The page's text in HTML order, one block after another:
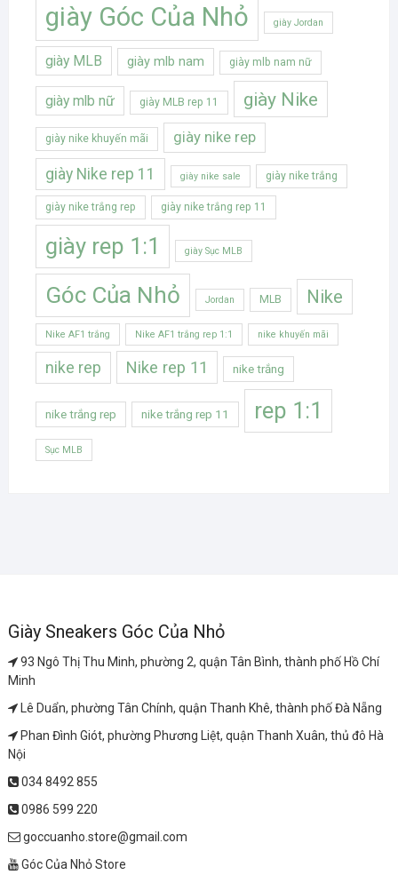
giày Góc Của Nhỏ
giày Jordan
giày MLB giày mlb nam giày mlb nam nữ
giày mlb nữ giày MLB rep 11 giày Nike
giày nike khuyến mãi giày nike rep
giày Nike rep 11 giày nike sale giày nike trắng
giày nike trắng rep giày nike trắng rep 11
giày rep 1:1 giày Sục MLB
Góc Của Nhỏ Jordan MLB Nike
Nike AF1 trắng Nike AF1 trắng rep 1:1 nike khuyến mãi
nike rep Nike rep 11 nike trắng
nike trắng rep nike trắng rep 11 rep 1:1
Sục MLB
Giày Sneakers Góc Của Nhỏ
93 Ngô Thị Thu Minh, phường 2, quận Tân Bình, thành phố Hồ Chí
Minh
Lê Duẩn, phường Tân Chính, quận Thanh Khê, thành phố Đà Nẵng
Phan Đình Giót, phường Phương Liệt, quận Thanh Xuân, thủ đô Hà
Nội
034 8492 855
0986 599 220
goccuanho.store@gmail.com
Góc Của Nhỏ Store